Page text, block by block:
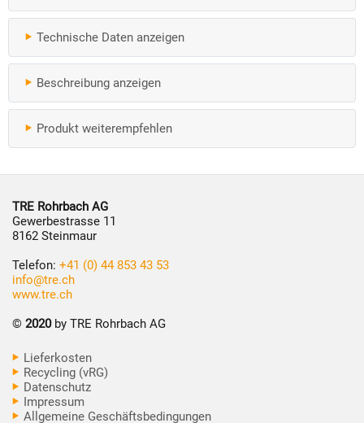
Technische Daten anzeigen
Beschreibung anzeigen
Produkt weiterempfehlen
TRE Rohrbach AG
Gewerbestrasse 11
8162 Steinmaur
Telefon: +41 (0) 44 853 43 53
info@tre.ch
www.tre.ch
© 2020by TRE Rohrbach AG
Lieferkosten
Recycling (vRG)
Datenschutz
Impressum
Allgemeine Geschäftsbedingungen